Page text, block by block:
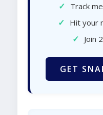
✓ Track
✓ Hit your
✓ Join
GET